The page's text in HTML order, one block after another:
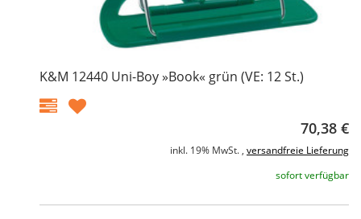
K&M 12440 Uni-Boy »Book« grün (VE: 12 St.)
70,38 €
inkl. 19% MwSt. , versandfreie Lieferung
sofort verfügbar